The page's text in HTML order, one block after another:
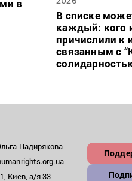
в
В списке
каждый: кого
причислили к
связанным с
Падирякова
Киев, а/я 33